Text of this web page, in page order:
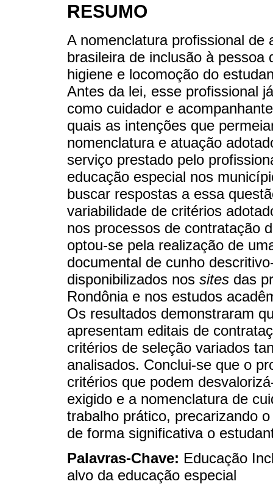
RESUMO
A nomenclatura profissional de
brasileira de inclusão à pessoa
higiene e locomoção do
Antes da lei, esse profissional
como cuidador e
quais as intenções que
nomenclatura e atuação
serviço prestado pelo
educação especial nos
buscar respostas a essa
variabilidade de critérios
nos processos de contratação
optou-se pela realização de
documental de cunho
disponibilizados nos sites das
Rondônia e nos estudos
Os resultados demonstraram
apresentam editais de
critérios de seleção variados
analisados. Conclui-se que o
critérios que podem
exigido e a nomenclatura de
trabalho prático, precarizando
de forma significativa o
Palavras-Chave: Educação
alvo da educação especial